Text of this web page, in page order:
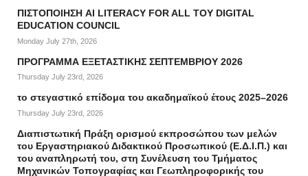
ΠΙΣΤΟΠΟΙΗΣΗ AI LITERACY FOR ALL ΤΟΥ DIGITAL
EDUCATION COUNCIL
Monday July 27th, 2026
ΠΡΟΓΡΑΜΜΑ ΕΞΕΤΑΣΤΙΚΗΣ ΣΕΠΤΕΜΒΡΙΟΥ 2026
Thursday July 23rd, 2026
το στεγαστικό επίδομα του ακαδημαϊκού έτους 2025–2026
Thursday July 23rd, 2026
Διαπιστωτική Πράξη ορισμού εκπροσώπου των μελών
του Εργαστηριακού Διδακτικού Προσωπικού (Ε.Δ.Ι.Π.) και
του αναπληρωτή του, στη Συνέλευση του Τμήματος
Μηχανικών Τοπογραφίας και Γεωπληροφορικής του